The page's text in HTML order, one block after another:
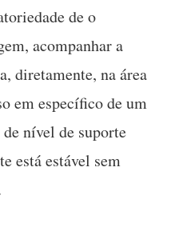
de o
acompanhar a
diretamente, na área
em específico de um
nível de suporte
está estável sem